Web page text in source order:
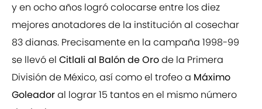
y en ocho años logró colocarse entre los diez
mejores anotadores de la institución al cosechar
83 dianas. Precisamente en la campaña 1998-99
se llevó el Citlali al Balón de Orode la Primera
División de México, así como el trofeo a Máximo
Goleadoral lograr 15 tantos en el mismo número